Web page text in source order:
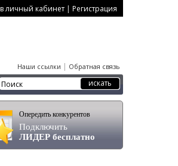
личный кабинет | Регистрация
Наши ссылки | Обратная связь
Опередить конкурентов
Подключить
ЛИДЕР бесплатно